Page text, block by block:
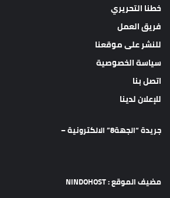
خطنا التحريري
فريق العمل
للنشر على موقعنا
سياسة الخصوصية
اتصل بنا
للإعلان لدينا
جريدة “الجهة8” الالكترونية –
مضيف الموقع : NINDOHOST